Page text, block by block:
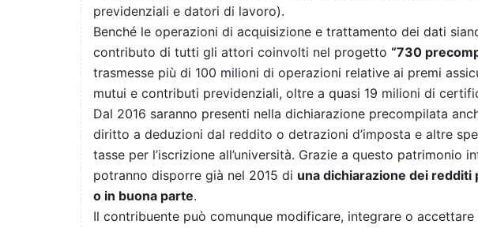
previdenziali e datori di lavoro).
Benché le operazioni di acquisizione e trattamento dei dati
contributo di tutti gli attori coinvolti nel progetto “730
trasmesse più di 100 milioni di operazioni relative ai premi
mutui e contributi previdenziali, oltre a quasi 19 milioni di
Dal 2016 saranno presenti nella dichiarazione precompilata
diritto a deduzioni dal reddito o detrazioni d’imposta e altre
tasse per l’iscrizione all’università. Grazie a questo patrimonio
potranno disporre già nel 2015 di una dichiarazione dei
o in buona parte.
Il contribuente può comunque modificare, integrare o